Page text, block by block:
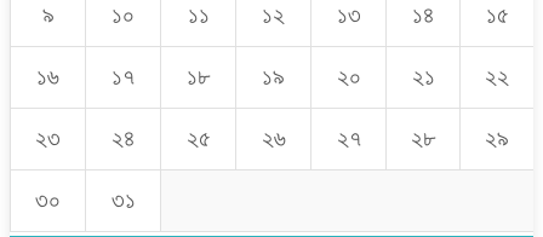
৯ ১০ ১১ ১২ ১৩ ১৪ ১৫
১৬ ১৭ ১৮ ১৯ ২০ ২১ ২২
২৩ ২৪ ২৫ ২৬ ২৭ ২৮ ২৯
৩০ ৩১